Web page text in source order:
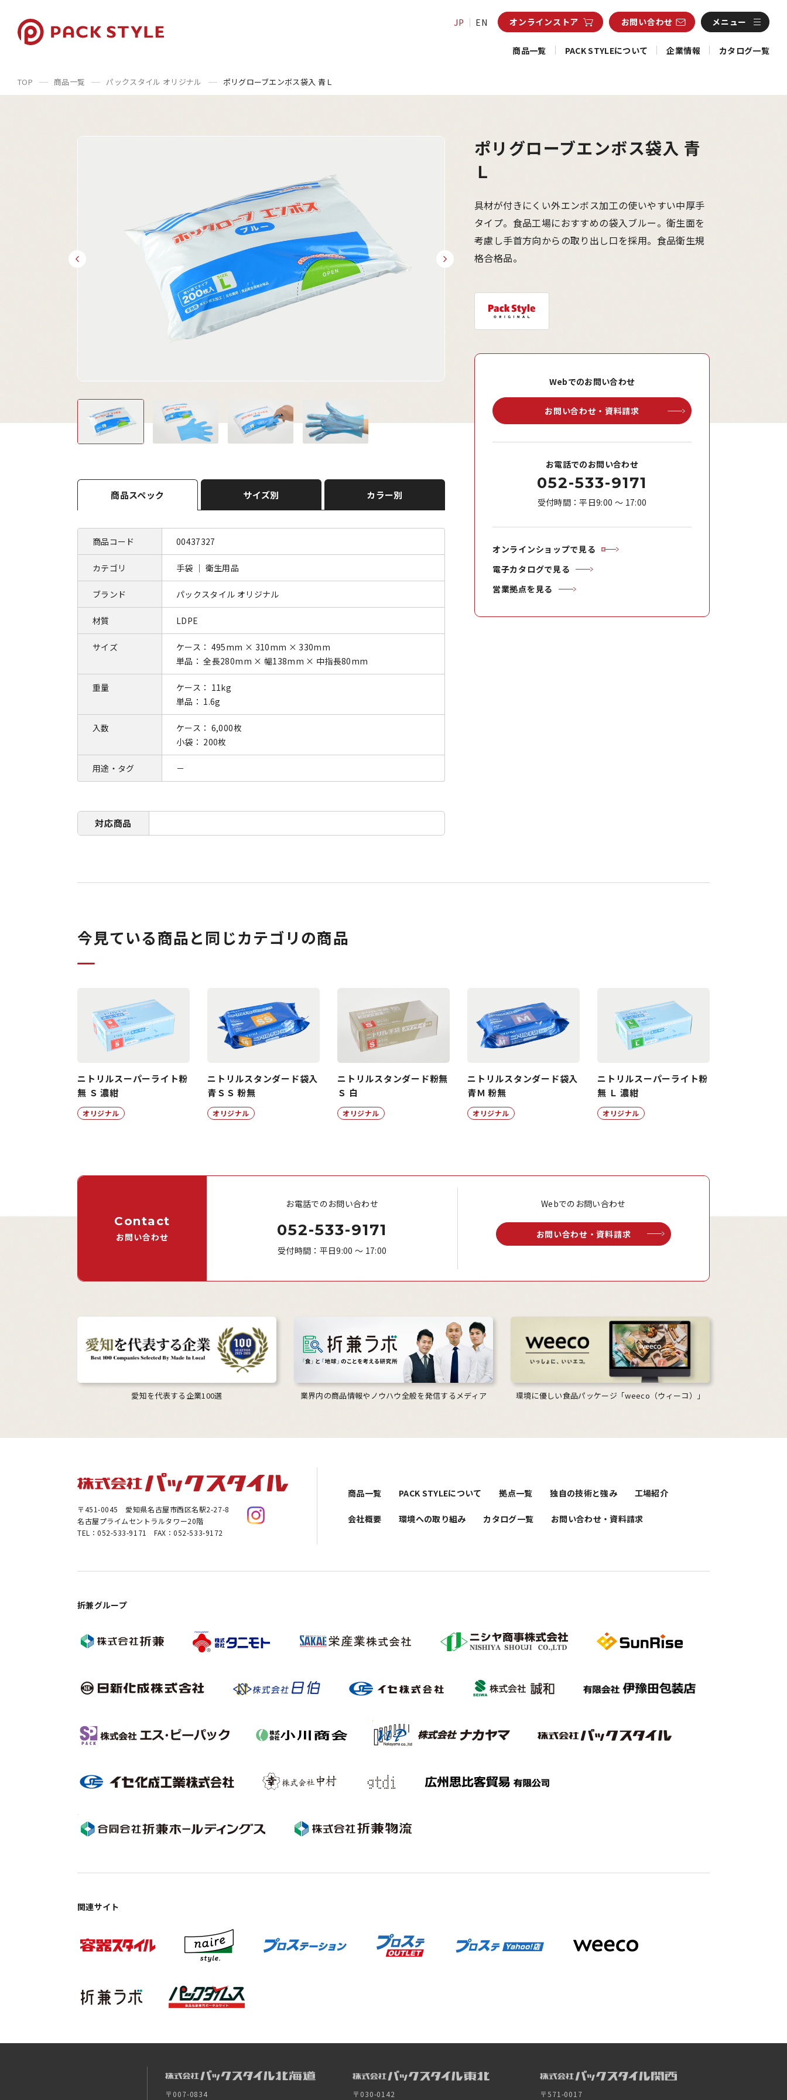
JP EN オンラインストア お問い合わせ メニュー
商品一覧 PACK STYLEについて 企業情報 カタログ一覧
TOP 商品一覧 パックスタイル オリジナル ポリグローブエンボス袋入 青Ｌ
商品スペック サイズ別 カラー別
商品コード 00437327
カテゴリ 手袋 ｜ 衛生用品
ブランド パックスタイル オリジナル
材質 LDPE
サイズ
ケース： 495mm × 310mm × 330mm
単品： 全長280mm × 幅138mm × 中指長80mm
重量
ケース： 11kg
単品： 1.6g
入数
ケース： 6,000枚
小袋： 200枚
用途・タグ －
対応商品
ポリグローブエンボス袋入 青
Ｌ
具材が付きにくい外エンボス加工の使いやすい中厚手
タイプ。食品工場におすすめの袋入ブルー。衛生面を
考慮し手首方向からの取り出し口を採用。食品衛生規
格合格品。
Webでのお問い合わせ
お問い合わせ・資料請求
お電話でのお問い合わせ
052-533-9171
受付時間：平日9:00 ～ 17:00
オンラインショップで見る
電子カタログで見る
営業拠点を見る
今見ている商品と同じカテゴリの商品
ニトリルスーパーライト粉
無 Ｓ 濃紺
オリジナル
ニトリルスタンダード袋入
青ＳＳ 粉無
オリジナル
ニトリルスタンダード粉無
Ｓ 白
オリジナル
ニトリルスタンダード袋入
青Ｍ 粉無
オリジナル
ニトリルスーパーライト粉
無 Ｌ 濃紺
オリジナル
Contact
お問い合わせ
お電話でのお問い合わせ
052-533-9171
受付時間：平日9:00 ～ 17:00
Webでのお問い合わせ
お問い合わせ・資料請求
愛知を代表する企業100選 業界内の商品情報やノウハウ全般を発信するメディア 環境に優しい食品パッケージ「weeco（ウィーコ）」
〒451-0045 愛知県名古屋市西区名駅2-27-8
名古屋プライムセントラルタワー20階
TEL：052-533-9171 FAX：052-533-9172
商品一覧 PACK STYLEについて 拠点一覧 独自の技術と強み 工場紹介
会社概要 環境への取り組み カタログ一覧 お問い合わせ・資料請求
折兼グループ
関連サイト
〒007-0834 〒030-0142 〒571-0017